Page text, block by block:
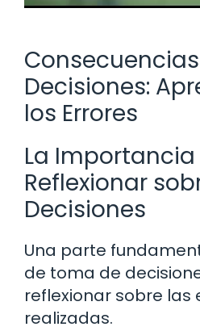
Decisiones:
los Errores
La
Reflexionar
Decisiones
Una parte
de toma de
reflexionar sobre las
realizadas.